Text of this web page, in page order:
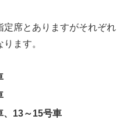
定席とありますがそれぞれ
ます。
、13～15号車